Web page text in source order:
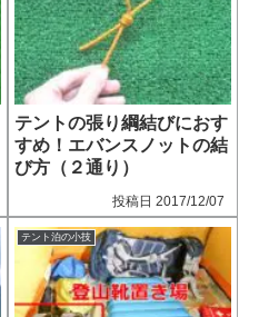
テントの張り綱結びにおす
すめ！エバンスノットの結
び方（２通り）
2017/12/07
テント泊の小技